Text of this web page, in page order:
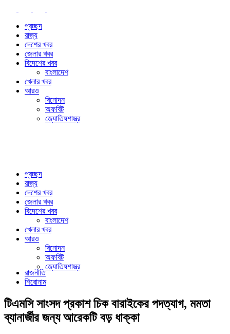
প্রচ্ছদ
রাজ্য
দেশের খবর
জেলার খবর
বিদেশের খবর
বাংলাদেশ
খেলার খবর
আরও
বিনোদন
অফবিট
জ্যোতিষশাস্ত্র
প্রচ্ছদ
রাজ্য
দেশের খবর
জেলার খবর
বিদেশের খবর
বাংলাদেশ
খেলার খবর
আরও
বিনোদন
অফবিট
জ্যোতিষশাস্ত্র
রাজনীতি
শিরোনাম
টিএমসি সাংসদ প্রকাশ চিক বারাইকের পদত্যাগ, মমতা
ব্যানার্জীর জন্য আরেকটি বড় ধাক্কা